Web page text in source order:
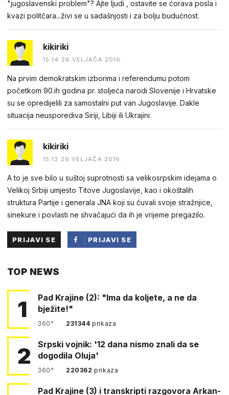
"jugoslavenski problem"? Ajte ljudi , ostavite se ćorava posla i
kvazi politčara...živi se u sadašnjosti i za bolju budućnost.
kikiriki
15:14 26.VELJAČA 2016.
Na prvim demokratskim izborima i referendumu potom
početkom 90.ih godina pr. stoljeća narodi Slovenije i Hrvatske
su se opredijelili za samostalni put van Jugoslavije. Dakle
situacija neusporediva Siriji, Libiji ili Ukrajini.
kikiriki
15:13 26.VELJAČA 2016.
A to je sve bilo u suštoj suprotnosti sa velikosrpskim idejama o
Velikoj Srbiji umjesto Titove Jugoslavije, kao i okoštalih
struktura Partije i generala JNA koji su čuvali svoje stražnjice,
sinekure i povlasti ne shvačajući da ih je vrijeme pregazilo.
PRIJAVI SE
PRIJAVI SE
TOP NEWS
1
Pad Krajine (2): "Ima da koljete, a ne da
bježite!"
360° 231344prikaza
2
Srpski vojnik: '12 dana nismo znali da se
dogodila Oluja'
360° 220362prikaza
Pad Krajine (3) i transkripti razgovora Arkan-